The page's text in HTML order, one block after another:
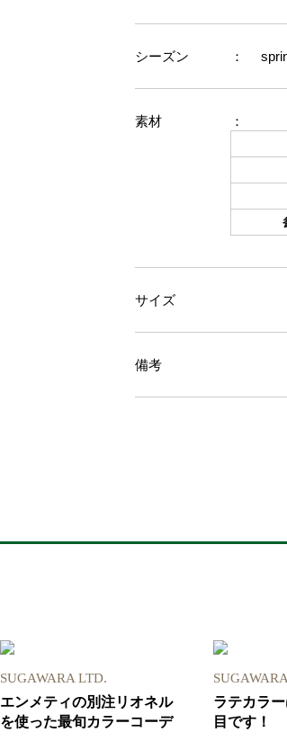
シーズン ：
素材 ：
サイズ
備考
SUGAWARA LTD.
エンメティの別注リオネル
を使った最旬カラーコーデ
ラテカラ
目です！